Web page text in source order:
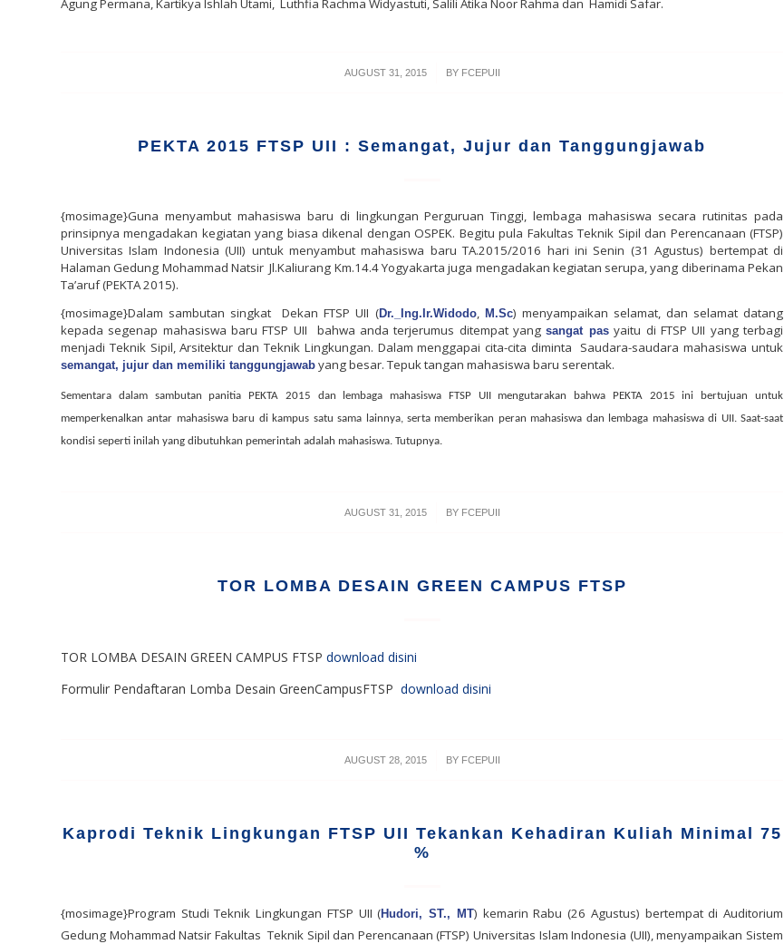
Agung Permana, Kartikya Ishlah Utami, Luthfia Rachma Widyastuti, Salili Atika Noor Rahma dan Hamidi Safar.
AUGUST 31, 2015
/ BY FCEPUII
PEKTA 2015 FTSP UII : Semangat, Jujur dan Tanggungjawab
{mosimage}Guna menyambut mahasiswa baru di lingkungan Perguruan Tinggi, lembaga mahasiswa secara rutinitas pada
prinsipnya mengadakan kegiatan yang biasa dikenal dengan OSPEK. Begitu pula Fakultas Teknik Sipil dan Perencanaan (FTSP)
Universitas Islam Indonesia (UII) untuk menyambut mahasiswa baru TA.2015/2016 hari ini Senin (31 Agustus) bertempat di
Halaman Gedung Mohammad Natsir Jl.Kaliurang Km.14.4 Yogyakarta juga mengadakan kegiatan serupa, yang diberinama Pekan
Ta’aruf (PEKTA 2015).
{mosimage}Dalam sambutan singkat
Dekan FTSP UII (Dr._Ing.Ir.Widodo, M.Sc) menyampaikan selamat, dan selamat datang
kepada segenap mahasiswa baru FTSP UII
bahwa anda terjerumus ditempat yangsangat pasyaitu di FTSP UII yang terbagi
menjadi Teknik Sipil, Arsitektur dan Teknik Lingkungan. Dalam menggapai cita-cita diminta
Saudara-saudara mahasiswa untuk
semangat, jujur dan memiliki tanggungjawab yang besar. Tepuk tangan mahasiswa baru serentak.
Sementara dalam sambutan panitia PEKTA 2015 dan lembaga mahasiswa FTSP UII mengutarakan bahwa PEKTA 2015 ini bertujuan untuk
memperkenalkan antar mahasiswa baru di kampus satu sama lainnya, serta memberikan peran mahasiswa dan lembaga mahasiswa di UII. Saat-saat
kondisi seperti inilah yang dibutuhkan pemerintah adalah mahasiswa. Tutupnya.
AUGUST 31, 2015
/ BY FCEPUII
TOR LOMBA DESAIN GREEN CAMPUS FTSP
TOR LOMBA DESAIN GREEN CAMPUS FTSP download disini
Formulir Pendaftaran Lomba Desain GreenCampusFTSP download disini
AUGUST 28, 2015
/ BY FCEPUII
Kaprodi Teknik Lingkungan FTSP UII Tekankan Kehadiran Kuliah Minimal 75
%
{mosimage}Program Studi Teknik Lingkungan FTSP UII (Hudori, ST., MT) kemarin Rabu (26 Agustus) bertempat di Auditorium
Gedung Mohammad Natsir Fakultas Teknik Sipil dan Perencanaan (FTSP) Universitas Islam Indonesia (UII), menyampaikan Sistem